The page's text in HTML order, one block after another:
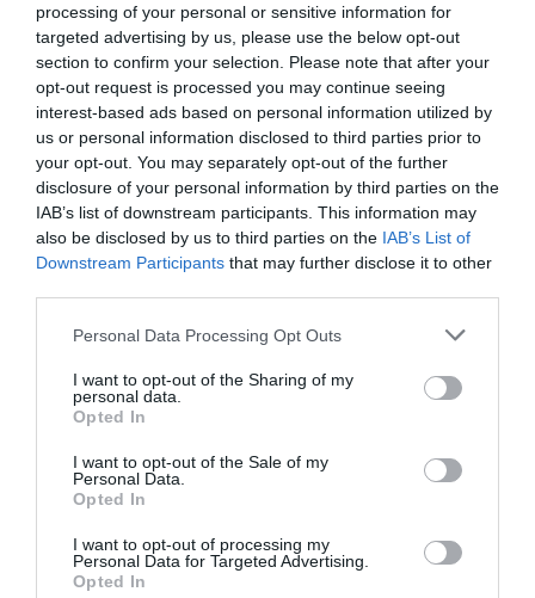
processing of your personal or sensitive information for
targeted advertising by us, please use the below opt-out
section to confirm your selection. Please note that after your
opt-out request is processed you may continue seeing
interest-based ads based on personal information utilized by
us or personal information disclosed to third parties prior to
your opt-out. You may separately opt-out of the further
disclosure of your personal information by third parties on the
IAB’s list of downstream participants. This information may
also be disclosed by us to third parties on the IAB’s List of
Downstream Participants that may further disclose it to other
Personal Data Processing Opt Outs
I want to opt-out of the Sharing of my
personal data.
Opted In
I want to opt-out of the Sale of my
Personal Data.
Opted In
I want to opt-out of processing my
Personal Data for Targeted Advertising.
Opted In
Πολιτισμού, σε συνεργασία με τον Σύλλογο Οι Φίλοι
της Μουσικής, στη Μουσική Βιβλιοθήκη του οποίου ο
Μίκης Θεοδωράκης εμπιστεύτηκε το Αρχείο του, το
1997.
Την επιμέλεια της έκθεσης υπογράφει η αρχιτέκτονας-
μουσειολόγοςΕρατώ Κουτσουδάκηκαι την
επιστημονική επιμέλεια η μουσικολόγοςΒάλια Βράκα
υπεύθυνη του Τομέα Ελληνικής Μουσικής της
Μουσικής Βιβλιοθήκης.
Κεντρική φωτογραφία θέματος: Ο Μίκης Θεοδωράκης
Μουσική Βιβλιοθήκη του Συλλόγου Οι Φίλοι της Μουσικής.
Οδός Επιφάνους 1, Αθήνα, 22 Νοεμβρίου 1997
Ταυτότητα Εκδήλωσης
Ημερομηνία:
Από: 29/06/2026